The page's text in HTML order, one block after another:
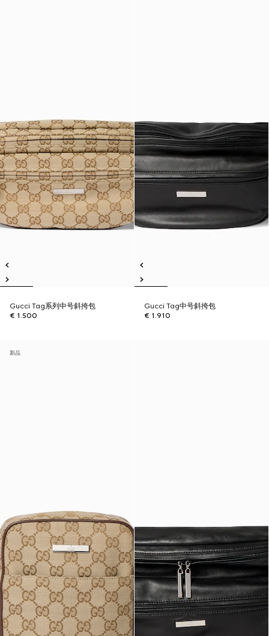
Gucci Tag系列中号斜挎包
€ 1.500
Gucci Tag中号斜挎包
€ 1.910
新品